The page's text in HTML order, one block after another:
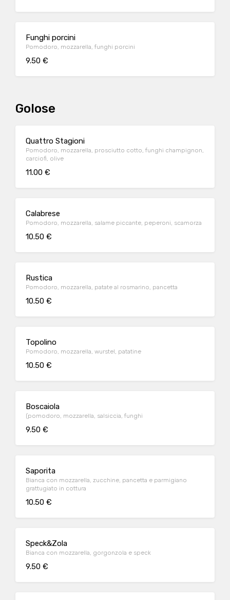
Funghi porcini
Pomodoro, mozzarella, funghi porcini
9.50 €
Golose
Quattro Stagioni
Pomodoro, mozzarella, prosciutto cotto, funghi champignon,
carciofi, olive
11.00 €
Calabrese
Pomodoro, mozzarella, salame piccante, peperoni, scamorza
10.50 €
Rustica
Pomodoro, mozzarella, patate al rosmarino, pancetta
10.50 €
Topolino
Pomodoro, mozzarella, wurstel, patatine
10.50 €
Boscaiola
(pomodoro, mozzarella, salsiccia, funghi
9.50 €
Saporita
Bianca con mozzarella, zucchine, pancetta e parmigiano
grattugiato in cottura
10.50 €
Speck&Zola
Bianca con mozzarella, gorgonzola e speck
9.50 €